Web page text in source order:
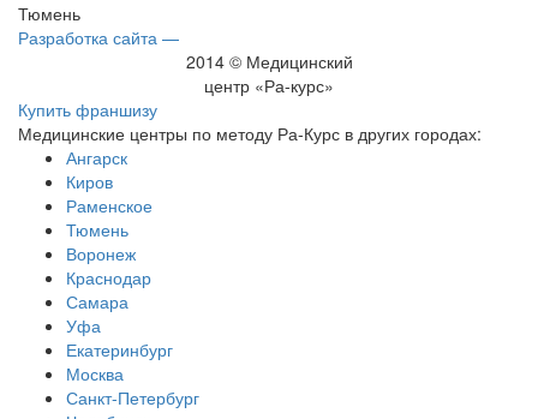
Тюмень
Разработка сайта —
2014 © Медицинский
центр «Ра-курс»
Купить франшизу
Медицинские центры по методу Ра-Курс в других городах:
Ангарск
Киров
Раменское
Тюмень
Воронеж
Краснодар
Самара
Уфа
Екатеринбург
Москва
Санкт-Петербург